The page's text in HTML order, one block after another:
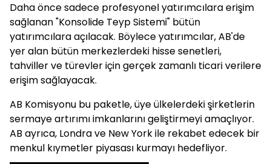
Daha önce sadece profesyonel yatırımcılara erişim
sağlanan "Konsolide Teyp Sistemi" bütün
yatırımcılara açılacak. Böylece yatırımcılar, AB'de
yer alan bütün merkezlerdeki hisse senetleri,
tahviller ve türevler için gerçek zamanlı ticari verilere
erişim sağlayacak.
AB Komisyonu bu paketle, üye ülkelerdeki şirketlerin
sermaye artırımı imkanlarını geliştirmeyi amaçlıyor.
AB ayrıca, Londra ve New York ile rekabet edecek bir
menkul kıymetler piyasası kurmayı hedefliyor.